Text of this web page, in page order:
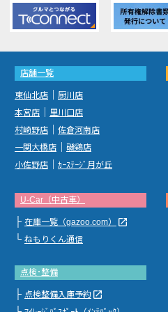
店舗一覧
東仙北店
厨川店
本宮店
里川口店
村崎野店
佐倉河南店
一関大橋店
磯鶏店
小佐野店
ｶｰｽﾃｰｼﾞ月が丘
U-Car（中古車）
├ 在庫一覧（gazoo.com）
launch
└ ねもりくん通信
点検･整備
├ 点検整備入庫予約 launch